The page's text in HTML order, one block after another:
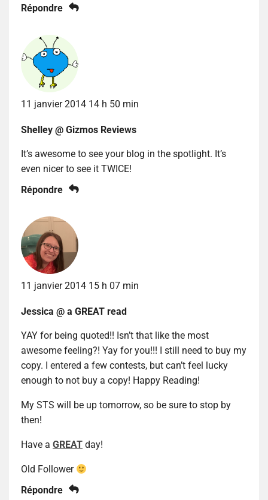
Répondre
11 janvier 2014 14 h 50 min
Shelley @ Gizmos Reviews
It’s awesome to see your blog in the spotlight. It’s
even nicer to see it TWICE!
Répondre
11 janvier 2014 15 h 07 min
Jessica @ a GREAT read
YAY for being quoted!! Isn’t that like the most
awesome feeling?! Yay for you!!! I still need to buy my
copy. I entered a few contests, but can’t feel lucky
enough to not buy a copy! Happy Reading!
My STS will be up tomorrow, so be sure to stop by
then!
Have a GREAT day!
Old Follower
Répondre